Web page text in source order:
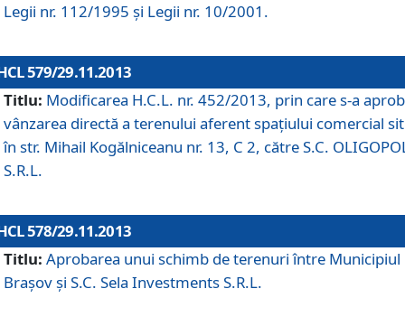
Legii nr. 112/1995 şi Legii nr. 10/2001.
579/29.11.2013
Titlu: Modificarea H.C.L. nr. 452/2013, prin care s-a
vânzarea directă a terenului aferent spaţiului comercial
în str. Mihail Kogălniceanu nr. 13, C 2, către S.C.
S.R.L.
578/29.11.2013
Titlu: Aprobarea unui schimb de terenuri între Municipiul
Braşov şi S.C. Sela Investments S.R.L.